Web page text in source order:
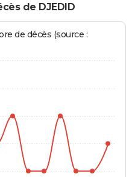
de DJEDID
de décès (source :